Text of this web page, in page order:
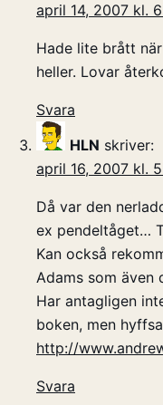
april 14, 2007 kl.
Hade lite brått
heller. Lovar
Svara
HLN skriver:
april 16, 2007 kl.
Då var den
ex pendeltåget…
Kan också
Adams som även
Har antagligen
boken, men
http://
Svara